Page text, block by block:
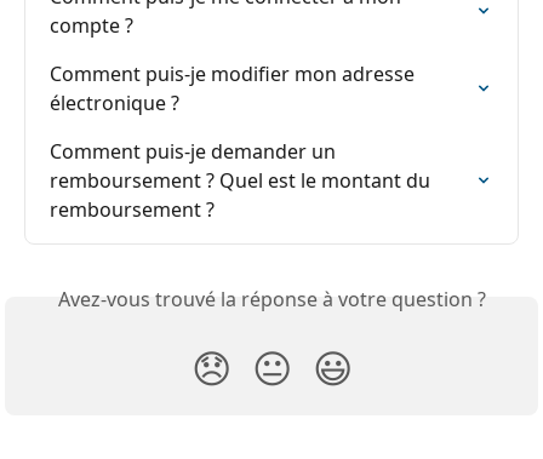
compte ?
Comment puis-je modifier mon adresse
électronique ?
Comment puis-je demander un
remboursement ? Quel est le montant du
remboursement ?
Avez-vous trouvé la réponse à votre question ?
😞 😐 😃